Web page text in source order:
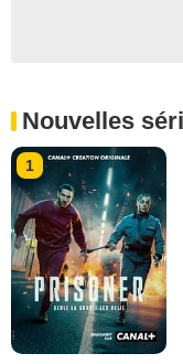
Nouvelles
1